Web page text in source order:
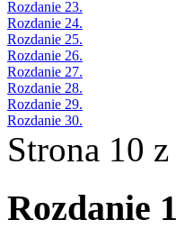
Rozdanie 23.
Rozdanie 24.
Rozdanie 25.
Rozdanie 26.
Rozdanie 27.
Rozdanie 28.
Rozdanie 29.
Rozdanie 30.
Strona 10
Rozdanie